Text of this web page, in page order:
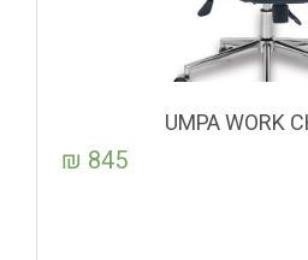
UMPA WORK
845
₪